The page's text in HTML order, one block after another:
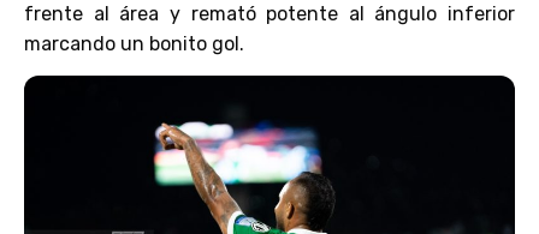
frente al área y remató potente al ángulo inferior
marcando un bonito gol.